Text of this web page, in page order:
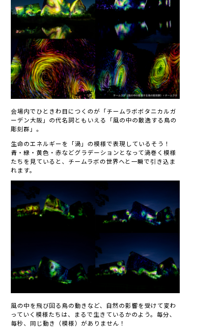
会場内でひときわ目につくのが「チームラボボタニカルガ
ーデン大阪」の代名詞ともいえる「風の中の散逸する鳥の
彫刻群」。
生命のエネルギーを「渦」の模様で表現しているそう！
青・緑・黄色・赤などグラデーションとなって渦巻く模様
たちを見ていると、チームラボの世界へと一瞬で引き込ま
れます。
風の中を飛び回る鳥の動きなど、自然の影響を受けて変わ
っていく模様たちは、まるで生きているかのよう。毎分、
毎秒、同じ動き（模様）がありません！